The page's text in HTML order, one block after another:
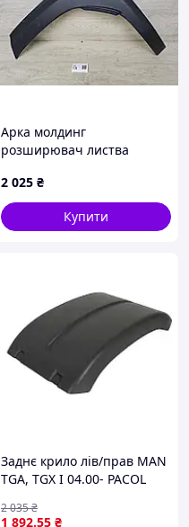
Арка молдинг
розширювач листва
ліва Toyota Yaris Cross
XP210 (2020-) 75606-K2011
2 025 ₴
Купити
Заднє крило лів/прав MAN
TGA, TGX I 04.00- PACOL
1 892.55 ₴
2 035₴